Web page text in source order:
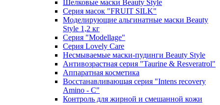
Шелковые маски Beauty Style
Серия масок "FRUIT SILK"
Моделирующие альгинатные маски Beauty
Style 1,2 кг
Серия "Modellage"
Cерия Lovely Care
Несмываемые маски-пудинги Beauty Style
Антивозрастная серия "Taurine & Resveratrol"
Аппаратная косметика
Восстанавливающая серия "Intens recovery
Amino - C"
Контроль для жирной и смешанной кожи